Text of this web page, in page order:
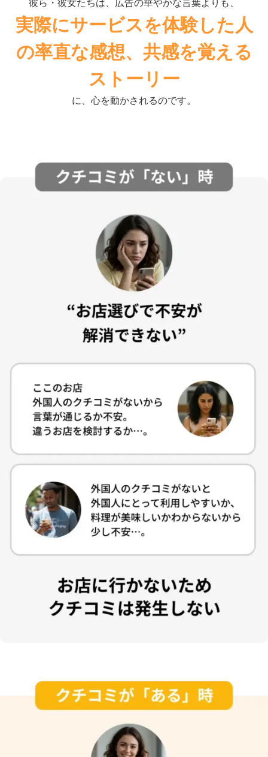
彼ら・彼女たちは、広告の華やかな言葉よりも、
実際にサービスを体験した人
の率直な感想、 共感を覚える
ストーリー
に、心を動かされるのです。